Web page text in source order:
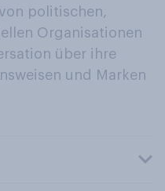
politischen,
Organisationen
über ihre
und Marken